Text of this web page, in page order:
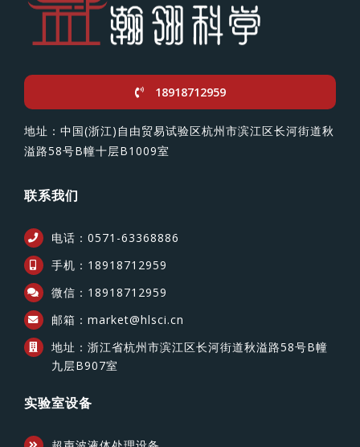
18918712959
地址：中国(浙江)自由贸易试验区杭州市滨江区长河街道秋
溢路58号B幢十层B1009室
联系我们
电话：0571-63368886
手机：18918712959
微信：18918712959
邮箱：market@hlsci.cn
地址：浙江省杭州市滨江区长河街道秋溢路58号B幢
九层B907室
实验室设备